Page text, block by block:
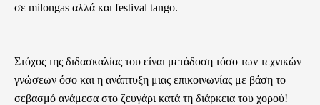
σε milongas αλλά και festival tango.
Στόχος της διδασκαλίας του είναι μετάδοση τόσο των τεχνικών
γνώσεων όσο και η ανάπτυξη μιας επικοινωνίας με βάση το
σεβασμό ανάμεσα στο ζευγάρι κατά τη διάρκεια του χορού!